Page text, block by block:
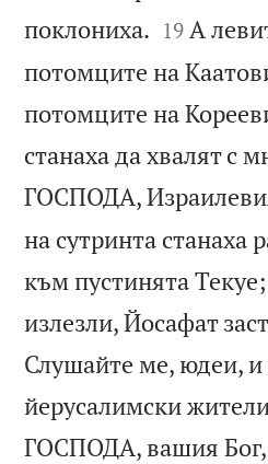
поклониха. 

19 А
потомците на
потомците на
станаха да хвалят с
ГОСПОДА,
на сутринта станаха
към пустинята
излезли, Йосафат
Слушайте ме, юдеи, и
йерусалимски
ГОСПОДА, вашия